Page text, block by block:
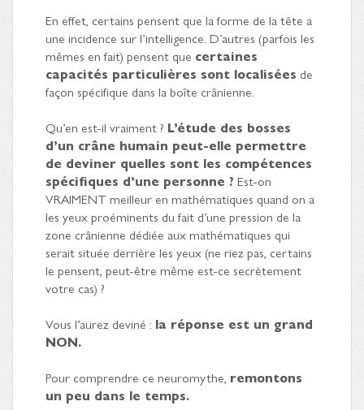
En effet, certains pensent que la forme de la tête a
une incidence sur l’intelligence. D’autres (parfois les
mêmes en fait) pensent que certaines
capacités particulières sont localisées de
façon spécifique dans la boîte crânienne.
Qu’en est-il vraiment ? L’étude des bosses
d’un crâne humain peut-elle permettre
de deviner quelles sont les compétences
spécifiques d’une personne ? Est-on
VRAIMENT meilleur en mathématiques quand on a
les yeux proéminents du fait d’une pression de la
zone crânienne dédiée aux mathématiques qui
serait située derrière les yeux (ne riez pas, certains
le pensent, peut-être même est-ce secrètement
votre cas) ?
Vous l’aurez deviné : la réponse est un grand
NON.
Pour comprendre ce neuromythe, remontons
un peu dans le temps.